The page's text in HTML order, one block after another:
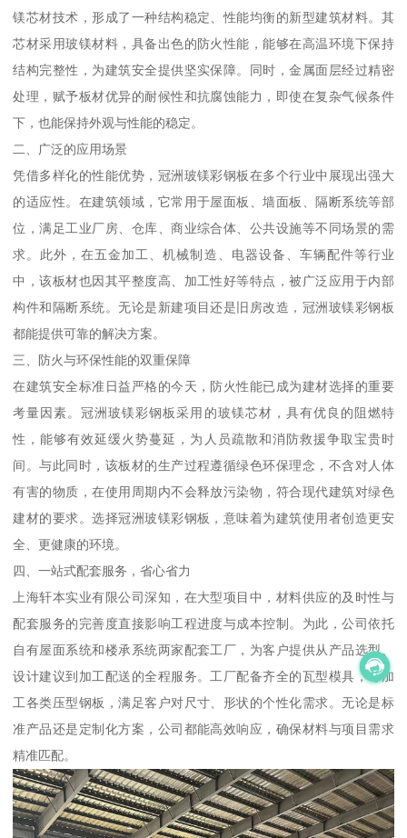
镁芯材技术，形成了一种结构稳定、性能均衡的新型建筑材料。其
芯材采用玻镁材料，具备出色的防火性能，能够在高温环境下保持
结构完整性，为建筑安全提供坚实保障。同时，金属面层经过精密
处理，赋予板材优异的耐候性和抗腐蚀能力，即使在复杂气候条件
下，也能保持外观与性能的稳定。
二、广泛的应用场景
凭借多样化的性能优势，冠洲玻镁彩钢板在多个行业中展现出强大
的适应性。在建筑领域，它常用于屋面板、墙面板、隔断系统等部
位，满足工业厂房、仓库、商业综合体、公共设施等不同场景的需
求。此外，在五金加工、机械制造、电器设备、车辆配件等行业
中，该板材也因其平整度高、加工性好等特点，被广泛应用于内部
构件和隔断系统。无论是新建项目还是旧房改造，冠洲玻镁彩钢板
都能提供可靠的解决方案。
三、防火与环保性能的双重保障
在建筑安全标准日益严格的今天，防火性能已成为建材选择的重要
考量因素。冠洲玻镁彩钢板采用的玻镁芯材，具有优良的阻燃特
性，能够有效延缓火势蔓延，为人员疏散和消防救援争取宝贵时
间。与此同时，该板材的生产过程遵循绿色环保理念，不含对人体
有害的物质，在使用周期内不会释放污染物，符合现代建筑对绿色
建材的要求。选择冠洲玻镁彩钢板，意味着为建筑使用者创造更安
全、更健康的环境。
四、一站式配套服务，省心省力
上海轩本实业有限公司深知，在大型项目中，材料供应的及时性与
配套服务的完善度直接影响工程进度与成本控制。为此，公司依托
自有屋面系统和楼承系统两家配套工厂，为客户提供从产品选型、
设计建议到加工配送的全程服务。工厂配备齐全的瓦型模具，可加
工各类压型钢板，满足客户对尺寸、形状的个性化需求。无论是标
准产品还是定制化方案，公司都能高效响应，确保材料与项目需求
精准匹配。